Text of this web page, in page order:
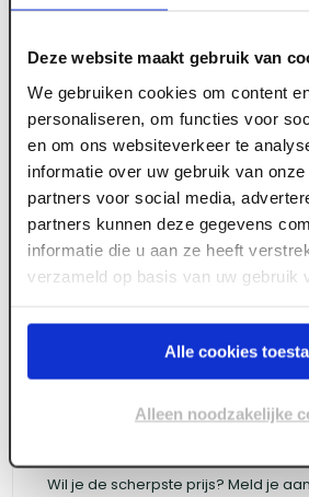
Deze website maakt gebruik van
We gebruiken cookies om content
personaliseren, om functies voor
en om ons websiteverkeer te
informatie over uw gebruik van
partners voor social media,
partners kunnen deze gegevens
informatie die u aan ze heeft
verzameld op basis van uw gebruik
Alle cookies
Alleen noodzakelijke
ART002401
Stofblik metaal Wit
Log in voor
Wil je de scherpste prijs? Meld je